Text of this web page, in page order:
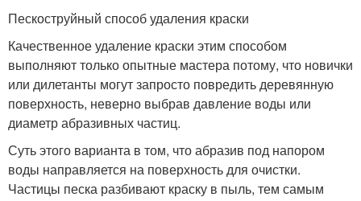
Пескоструйный способ удаления краски
Качественное удаление краски этим способом
выполняют только опытные мастера потому, что новички
или дилетанты могут запросто повредить деревянную
поверхность, неверно выбрав давление воды или
диаметр абразивных частиц.
Суть этого варианта в том, что абразив под напором
воды направляется на поверхность для очистки.
Частицы песка разбивают краску в пыль, тем самым